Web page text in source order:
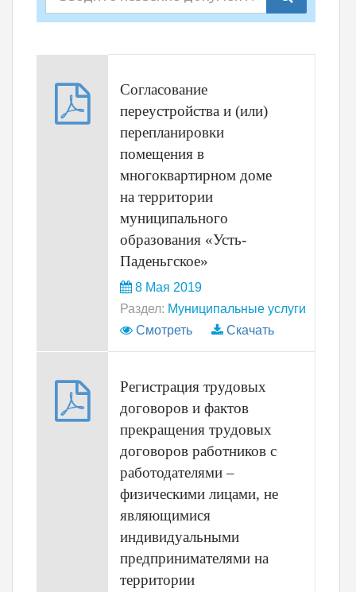
Согласование
переустройства и (или)
перепланировки
помещения в
многоквартирном доме
на территории
муниципального
образования «Усть-
Паденьгское»
8 Мая 2019
Раздел: Муниципальные услуги
Смотреть
Скачать
Регистрация трудовых
договоров и фактов
прекращения трудовых
договоров работников с
работодателями –
физическими лицами, не
являющимися
индивидуальными
предпринимателями на
территории